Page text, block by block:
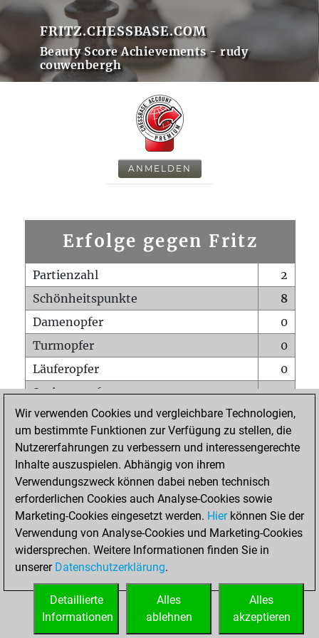
FRITZ.CHESSBASE.COM
Beauty Score Achievements - rudy
couwenbergh
ANMELDEN
Erfolge gegen Fritz
Partienzahl
2
Schönheitspunkte
8
Damenopfer
0
Turmopfer
0
Läuferopfer
0
Springeropfer
0
Bauernopfer
1
Matt auf vollem Brett
0
Bauer setzt Matt
Erstickte Matts
Unterverwandlungen
0
Türme auf der siebten
0
STARTSEITE
Wir verwenden Cookies und vergleichbare Technologien,
um bestimmte Funktionen zur Verfügung zu stellen, die
Nutzererfahrungen zu verbessern und interessengerechte
Inhalte auszuspielen. Abhängig von ihrem
Verwendungszweck können dabei neben technisch
erforderlichen Cookies auch Analyse-Cookies sowie
Marketing-Cookies eingesetzt werden. Hierkönnen Sie der
Verwendung von Analyse-Cookies und Marketing-Cookies
widersprechen. Weitere Informationen finden Sie in
unserer Datenschutzerklärung.
Alles
akzeptieren
Alles
ablehnen
Detaillierte
Informationen